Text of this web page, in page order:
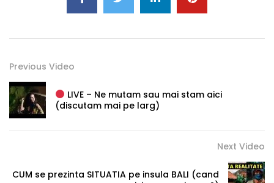
Previous Video
LIVE – Ne mutam sau mai stam aici
(discutam mai pe larg)
Next Video
CUM se prezinta SITUATIA pe insula BALI (cand